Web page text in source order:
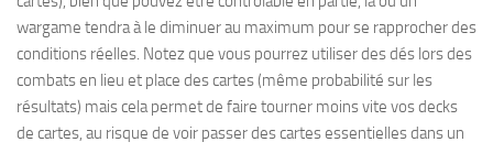
wargame tendra à le diminuer au maximum pour se rapprocher des
conditions réelles. Notez que vous pourrez utiliser des dés lors des
combats en lieu et place des cartes (même probabilité sur les
résultats) mais cela permet de faire tourner moins vite vos decks
de cartes, au risque de voir passer des cartes essentielles dans un